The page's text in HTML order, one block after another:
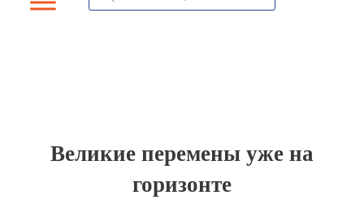
Великие перемены уже на
горизонте